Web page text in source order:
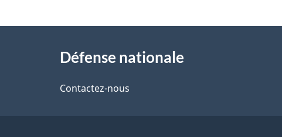
a
l
proposDéfense nationale
Contactez-nous